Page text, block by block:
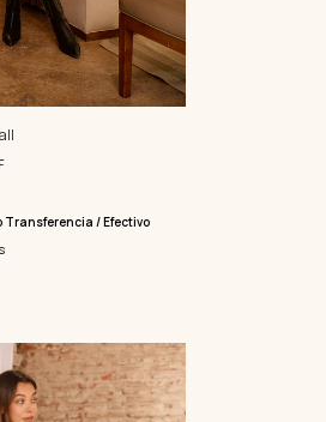
Transferencia / Efectivo